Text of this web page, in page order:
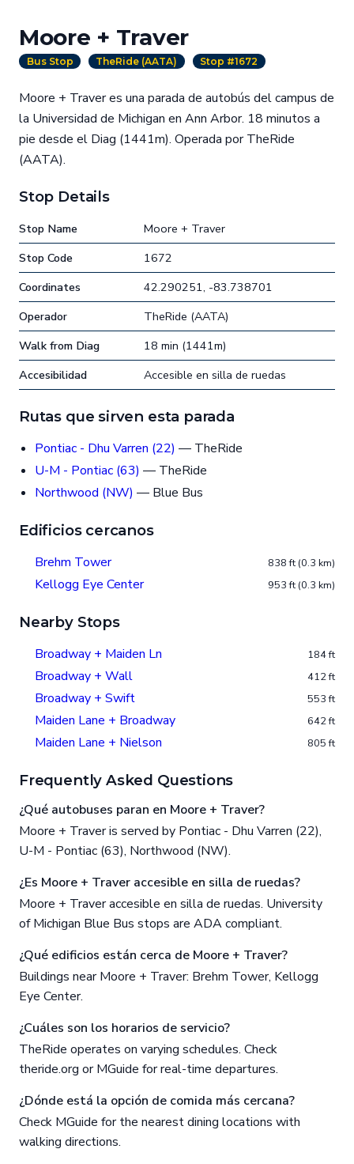
Moore + Traver
Bus Stop TheRide (AATA) Stop #1672
Moore + Traver es una parada de autobús del campus de
la Universidad de Michigan en Ann Arbor. 18 minutos a
pie desde el Diag (1441m). Operada por TheRide
(AATA).
Stop Details
Stop Name
Moore + Traver
Stop Code
1672
Coordinates
42.290251, -83.738701
Operador
TheRide (AATA)
Walk from Diag
18 min (1441m)
Accesibilidad
Accesible en silla de ruedas
Rutas que sirven esta parada
Pontiac - Dhu Varren (22) — TheRide
U-M - Pontiac (63) — TheRide
Northwood (NW) — Blue Bus
Edificios cercanos
Brehm Tower 838 ft (0.3 km)
Kellogg Eye Center 953 ft (0.3 km)
Nearby Stops
Broadway + Maiden Ln 184 ft
Broadway + Wall 412 ft
Broadway + Swift 553 ft
Maiden Lane + Broadway 642 ft
Maiden Lane + Nielson 805 ft
Frequently Asked Questions
¿Qué autobuses paran en Moore + Traver?
Moore + Traver is served by Pontiac - Dhu Varren (22),
U-M - Pontiac (63), Northwood (NW).
¿Es Moore + Traver accesible en silla de ruedas?
Moore + Traver accesible en silla de ruedas. University
of Michigan Blue Bus stops are ADA compliant.
¿Qué edificios están cerca de Moore + Traver?
Buildings near Moore + Traver: Brehm Tower, Kellogg
Eye Center.
¿Cuáles son los horarios de servicio?
TheRide operates on varying schedules. Check
theride.org or MGuide for real-time departures.
¿Dónde está la opción de comida más cercana?
Check MGuide for the nearest dining locations with
walking directions.